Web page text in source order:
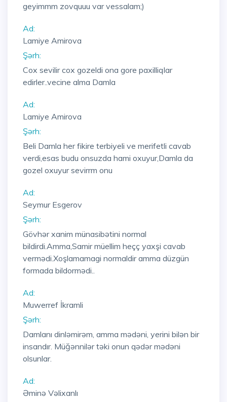
geyimmm zovquuu var vessalam;)
Ad:
Lamiye Amirova
Şərh:
Cox sevilir cox gozeldi ona gore paxilliqlar
edirler..vecine alma Damla
Ad:
Lamiye Amirova
Şərh:
Beli Damla her fikire terbiyeli ve merifetli cavab
verdi,esas budu onsuzda hami oxuyur,Damla da
gozel oxuyur sevirrm onu
Ad:
Seymur Esgerov
Şərh:
Gövhər xanim münasibətini normal
bildirdi.Amma,Samir müellim heçç yaxşi cavab
vermədi.Xoşlamamagi normaldir amma düzgün
formada bildormədi..
Ad:
Muwerref İkramli
Şərh:
Damlanı dinləmirəm, amma mədəni, yerini bilən bir
insandır. Müğənnilər təki onun qədər mədəni
olsunlar.
Ad:
Əminə Vəlixanlı